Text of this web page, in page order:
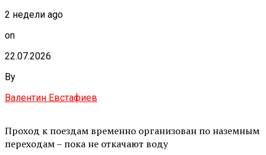
2 недели ago
on
22.07.2026
By
Валентин Евстафиев
Проход к поездам временно организован по наземным
переходам – пока не откачают воду